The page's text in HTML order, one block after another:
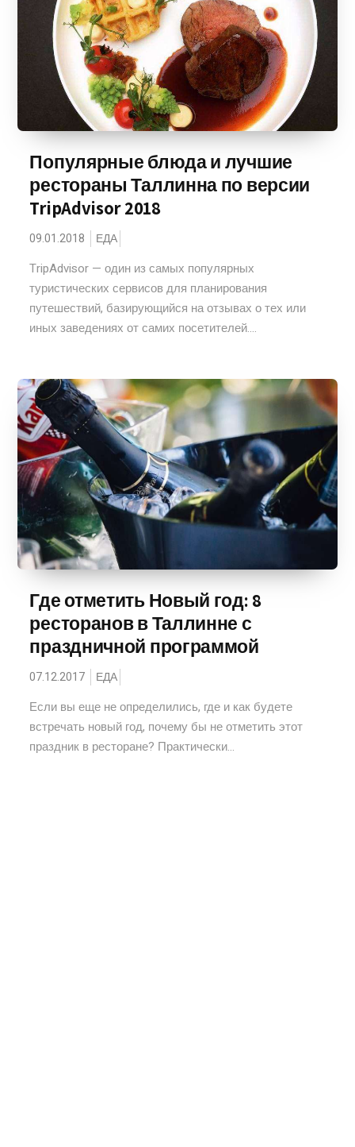
Популярные блюда и лучшие
рестораны Таллинна по версии
TripAdvisor 2018
09.01.2018 ЕДА
TripAdvisor — один из самых популярных
туристических сервисов для планирования
путешествий, базирующийся на отзывах о тех или
иных заведениях от самих посетителей....
Где отметить Новый год: 8
ресторанов в Таллинне с
праздничной программой
07.12.2017 ЕДА
Если вы еще не определились, где и как будете
встречать новый год, почему бы не отметить этот
праздник в ресторане? Практически...